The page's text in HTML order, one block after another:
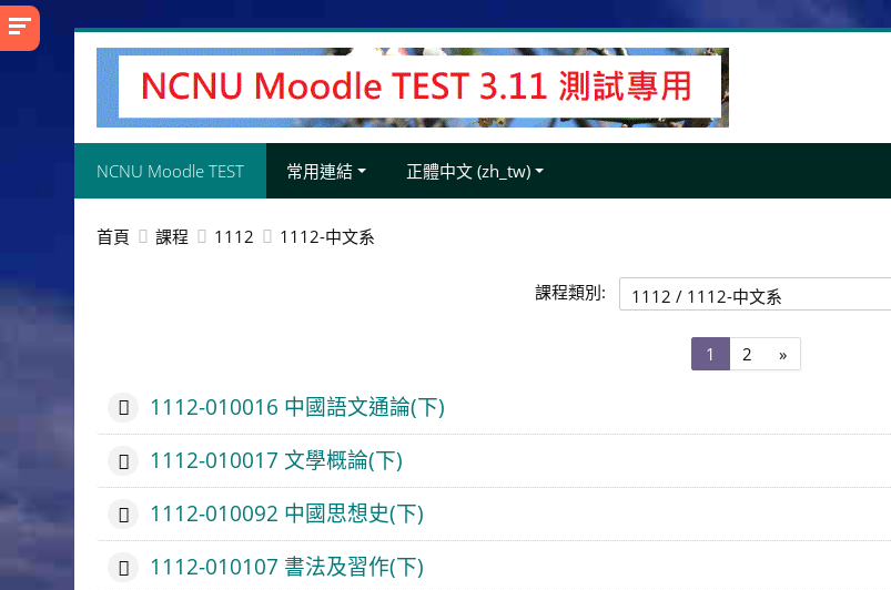
跳
NCNU Moodle TEST 常用連結 正體中文 ‎(zh_tw)‎
首頁 課程 1112 1112-中文系
課程類別:
1
1
2第
2
»下
一
1112-010016 中國語文通論(下)
1112-010017 文學概論(下)
1112-010092 中國思想史(下)
1112-010107 書法及習作(下)